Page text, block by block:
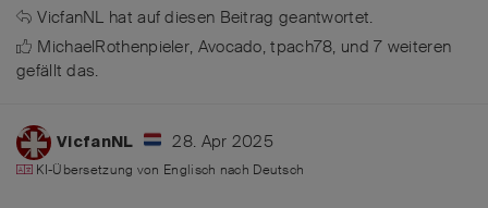
VicfanNL hat auf diesen Beitrag geantwortet.
MichaelRothenpieler, Avocado,tpach78, und7 weiteren
gefällt das.
VicfanNL 28. Apr 2025
KI-Übersetzung von Englisch nach Deutsch